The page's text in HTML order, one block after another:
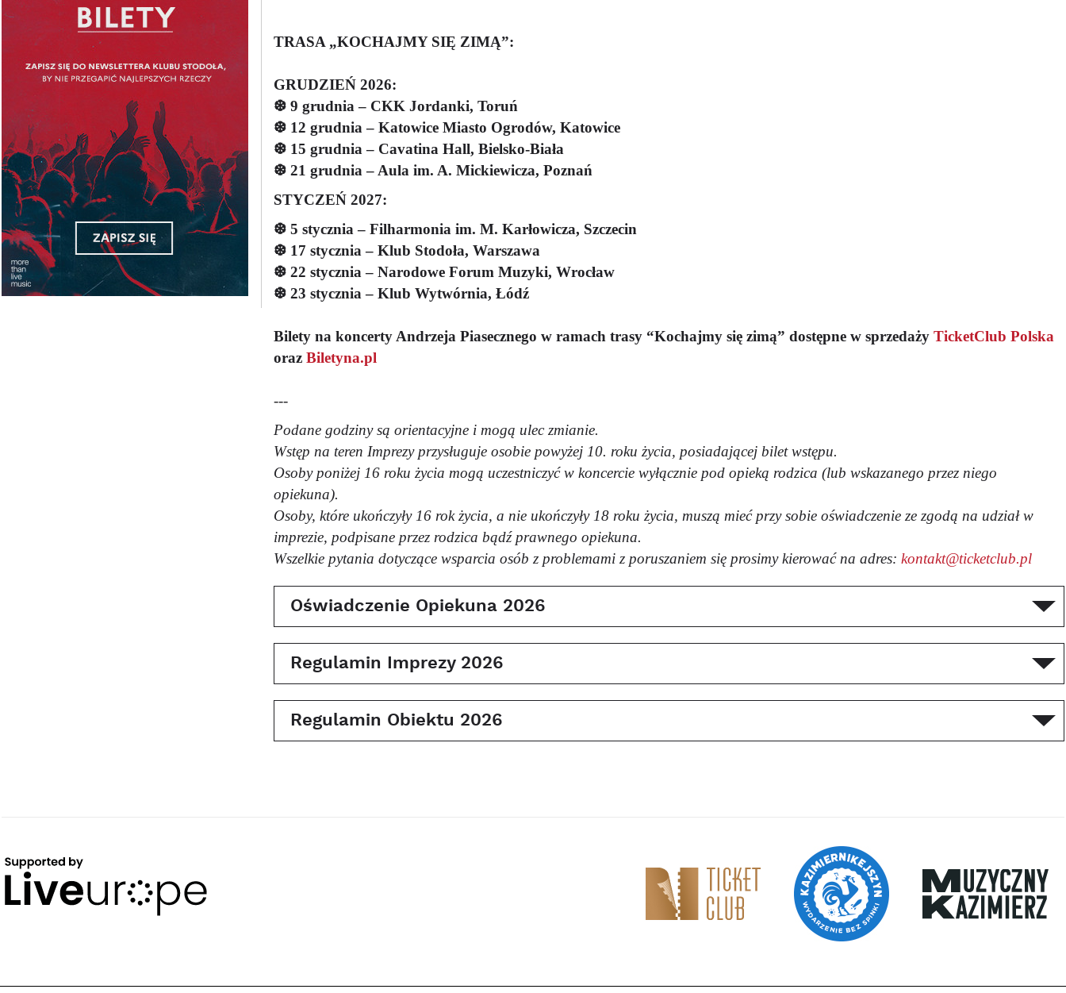
TRASA „KOCHAJMY SIĘ ZIMĄ”:
GRUDZIEŃ 2026:
❆9 grudnia – CKK Jordanki, Toruń
❆12 grudnia – Katowice Miasto Ogrodów, Katowice
❆15 grudnia – Cavatina Hall, Bielsko-Biała
❆21 grudnia – Aula im. A. Mickiewicza, Poznań
STYCZEŃ 2027:
❆5 stycznia – Filharmonia im. M. Karłowicza, Szczecin
❆17 stycznia – Klub Stodoła, Warszawa
❆22 stycznia – Narodowe Forum Muzyki, Wrocław
❆23 stycznia – Klub Wytwórnia, Łódź
Bilety na koncerty Andrzeja Piasecznego w ramach trasy “Kochajmy się zimą” dostępne w sprzedaży TicketClub Polska
oraz Biletyna.pl
---
Podane godziny są orientacyjne i mogą ulec zmianie.
Wstęp na teren Imprezy przysługuje osobie powyżej 10. roku życia, posiadającej bilet wstępu.
Osoby poniżej 16 roku życia mogą uczestniczyć w koncercie wyłącznie pod opieką rodzica (lub wskazanego przez niego
opiekuna).
Osoby, które ukończyły 16 rok życia, a nie ukończyły 18 roku życia, muszą mieć przy sobie oświadczenie ze zgodą na udział w
imprezie, podpisane przez rodzica bądź prawnego opiekuna.
Wszelkie pytania dotyczące wsparcia osób z problemami z poruszaniem się prosimy kierować na adres: kontakt@ticketclub.pl
Oświadczenie Opiekuna 2026
Regulamin Imprezy 2026
Regulamin Obiektu 2026